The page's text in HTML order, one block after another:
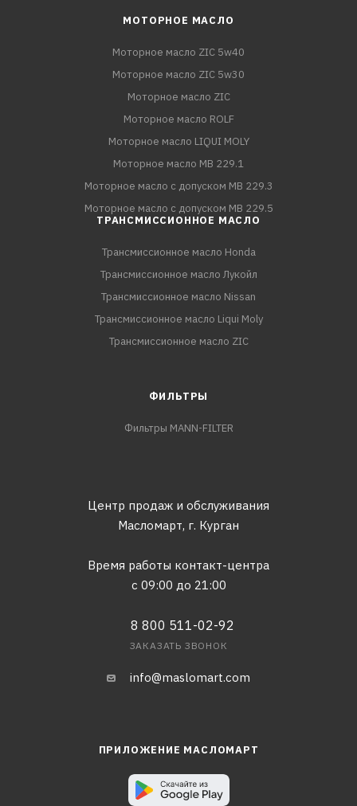
МОТОРНОЕ МАСЛО
Моторное масло ZIC 5w40
Моторное масло ZIC 5w30
Моторное масло ZIC
Моторное масло ROLF
Моторное масло LIQUI MOLY
Моторное масло MB 229.1
Моторное масло с допуском MB 229.3
Моторное масло с допуском MB 229.5
ТРАНСМИССИОННОЕ МАСЛО
Трансмиссионное масло Honda
Трансмиссионное масло Лукойл
Трансмиссионное масло Nissan
Трансмиссионное масло Liqui Moly
Трансмиссионное масло ZIC
ФИЛЬТРЫ
Фильтры MANN-FILTER
Центр продаж и обслуживания
Масломарт, г. Курган
Время работы контакт-центра
с 09:00 до 21:00
8 800 511-02-92
ЗАКАЗАТЬ ЗВОНОК
info@maslomart.com
ПРИЛОЖЕНИЕ МАСЛОМАРТ